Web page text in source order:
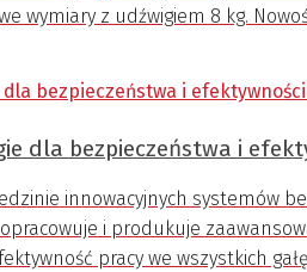
wymiary z udźwigiem 8 kg.
dla bezpieczeństwa i
innowacyjnych systemów
i produkuje
pracy we wszystkich